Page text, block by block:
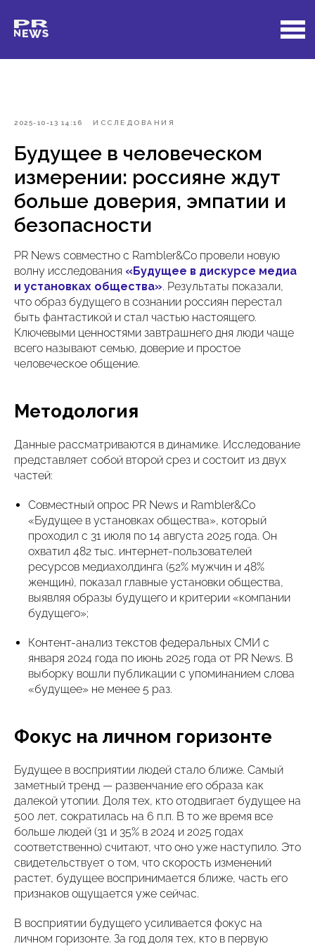
2025-10-13 14:16 ИССЛЕДОВАНИЯ
Будущее в человеческом
измерении: россияне ждут
больше доверия, эмпатии и
безопасности
PR News совместно с Rambler&Co провели новую
волну исследования «Будущее в дискурсе медиа
и установках общества». Результаты показали,
что образ будущего в сознании россиян перестал
быть фантастикой и стал частью настоящего.
Ключевыми ценностями завтрашнего дня люди чаще
всего называют семью, доверие и простое
человеческое общение.
Методология
Данные рассматриваются в динамике. Исследование
представляет собой второй срез и состоит из двух
частей:
Совместный опрос PR News и Rambler&Co
«Будущее в установках общества», который
проходил с 31 июля по 14 августа 2025 года. Он
охватил 482 тыс. интернет-пользователей
ресурсов медиахолдинга (52% мужчин и 48%
женщин), показал главные установки общества,
выявляя образы будущего и критерии «компании
будущего»;
Контент-анализ текстов федеральных СМИ с
января 2024 года по июнь 2025 года от PR News. В
выборку вошли публикации с упоминанием слова
«будущее» не менее 5 раз.
Фокус на личном горизонте
Будущее в восприятии людей стало ближе. Самый
заметный тренд — развенчание его образа как
далекой утопии. Доля тех, кто отодвигает будущее на
500 лет, сократилась на 6 п.п. В то же время все
больше людей (31 и 35% в 2024 и 2025 годах
соответственно) считают, что оно уже наступило. Это
свидетельствует о том, что скорость изменений
растет, будущее воспринимается ближе, часть его
признаков ощущается уже сейчас.
В восприятии будущего усиливается фокус на
личном горизонте. За год доля тех, кто в первую